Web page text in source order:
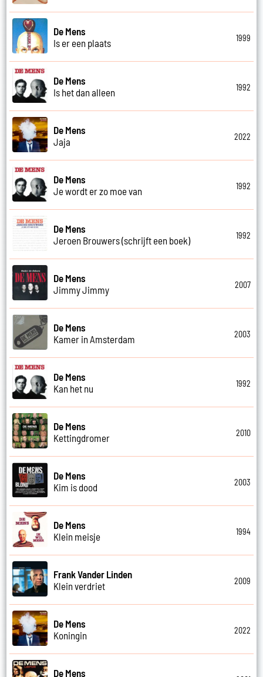
De Mens
Is er een plaats
1999
De Mens
Is het dan alleen
1992
De Mens
Jaja
2022
De Mens
Je wordt er zo moe van
1992
De Mens
Jeroen Brouwers (schrijft een boek)
1992
De Mens
Jimmy Jimmy
2007
De Mens
Kamer in Amsterdam
2003
De Mens
Kan het nu
1992
De Mens
Kettingdromer
2010
De Mens
Kim is dood
2003
De Mens
Klein meisje
1994
Frank Vander Linden
Klein verdriet
2009
De Mens
Koningin
2022
De Mens